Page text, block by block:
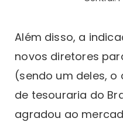
Além disso, a
novos diretores
(sendo um deles,
de tesouraria do
agradou ao